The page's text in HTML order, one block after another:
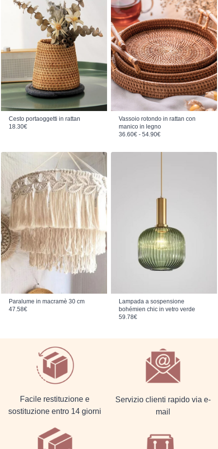
Cesto portaoggetti in rattan
18.30€
Vassoio rotondo in rattan con
manico in legno
36.60€ - 54.90€Fascia di prezzo: da 36.60€ a 54.90€
Paralume in macramè 30 cm
47.58€
Lampada a sospensione
bohémien chic in vetro verde
59.78€
Facile restituzione e
sostituzione entro 14 giorni
Servizio clienti rapido via e-
mail